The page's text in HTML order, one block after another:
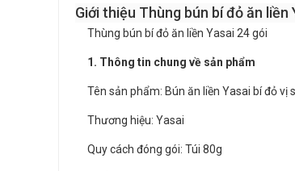
Giới thiệu Thùng bún bí đỏ ăn liền
Thùng bún bí đỏ ăn liền Yasai 24 gói
1. Thông tin chung về sản phẩm
Tên sản phẩm: Bún ăn liền Yasai bí đỏ vị
Thương hiệu: Yasai
Quy cách đóng gói: Túi 80g